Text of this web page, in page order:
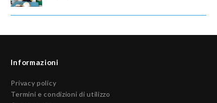
Informazioni
Privacy policy
Termini e condizioni di utilizzo